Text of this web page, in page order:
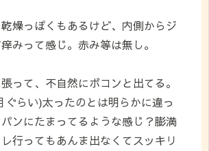
燥っぽくもあるけど、内側からジ
みって感じ。赤み等は無し。
って、不自然にボコンと出てる。
ぐらい)太ったのとは明らかに違っ
ンにたまってるような感じ？膨満
行ってもあんま出なくてスッキリ